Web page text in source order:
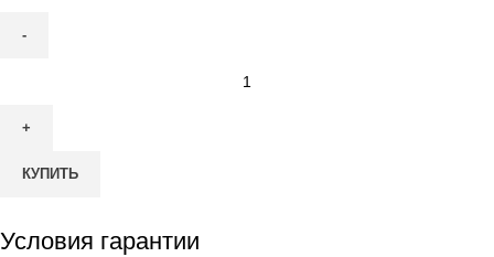
Септик
CLASSIC
0,5
КУПИТЬ
Условия гарантии